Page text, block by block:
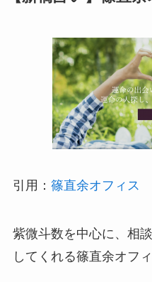
引用： 篠直余オフィス
紫微斗数を中心に、相
してくれる篠直余オフィ